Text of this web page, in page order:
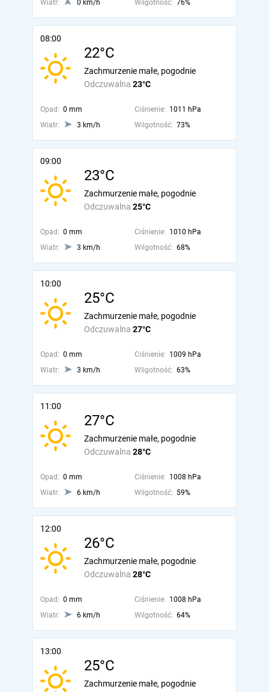
Wiatr: 0 km/h Wilgotność: 76%
08:00
22°C
Odczuwalna 23°C
Zachmurzenie małe, pogodnie
Opad: 0 mm Ciśnienie: 1011 hPa
Wiatr:
3 km/h Wilgotność: 73%
09:00
23°C
Odczuwalna 25°C
Zachmurzenie małe, pogodnie
Opad: 0 mm Ciśnienie: 1010 hPa
Wiatr:
3 km/h Wilgotność: 68%
10:00
25°C
Odczuwalna 27°C
Zachmurzenie małe, pogodnie
Opad: 0 mm Ciśnienie: 1009 hPa
Wiatr:
3 km/h Wilgotność: 63%
11:00
27°C
Odczuwalna 28°C
Zachmurzenie małe, pogodnie
Opad: 0 mm Ciśnienie: 1008 hPa
Wiatr:
6 km/h Wilgotność: 59%
12:00
26°C
Odczuwalna 28°C
Zachmurzenie małe, pogodnie
Opad: 0 mm Ciśnienie: 1008 hPa
Wiatr:
6 km/h Wilgotność: 64%
13:00
25°C
Zachmurzenie małe, pogodnie